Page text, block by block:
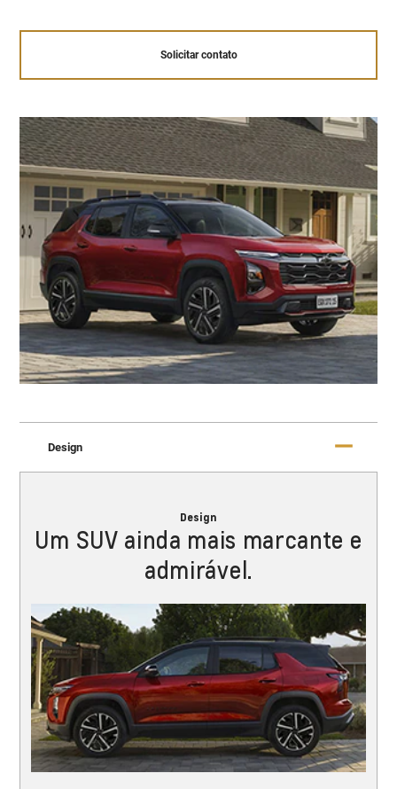
Solicitar contato
Design
Design
Um SUV ainda mais marcante e
admirável.